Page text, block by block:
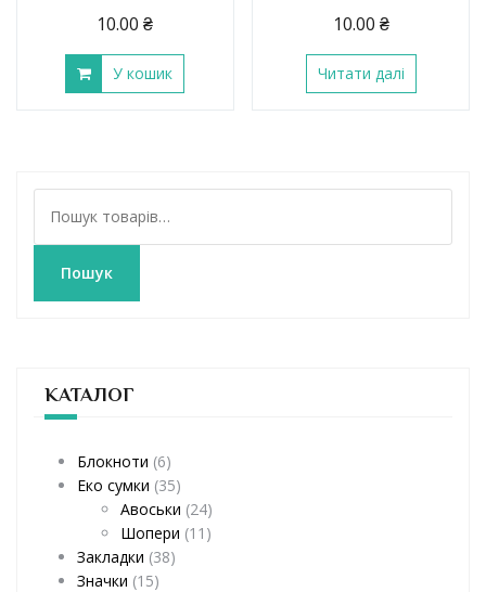
10.00₴
У кошик
10.00 ₴
Читати далі
к
Пошук
КАТАЛОГ
Блокноти (6)
Еко сумки (35)
Авоськи (24)
Шопери (11)
Закладки (38)
Значки (15)